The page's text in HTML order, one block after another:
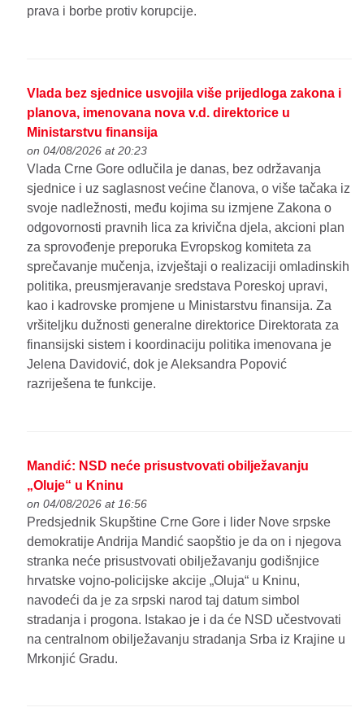
prava i borbe protiv korupcije.
Vlada bez sjednice usvojila više prijedloga zakona i
planova, imenovana nova v.d. direktorice u
Ministarstvu finansija
on 04/08/2026 at 20:23
Vlada Crne Gore odlučila je danas, bez održavanja
sjednice i uz saglasnost većine članova, o više tačaka iz
svoje nadležnosti, među kojima su izmjene Zakona o
odgovornosti pravnih lica za krivična djela, akcioni plan
za sprovođenje preporuka Evropskog komiteta za
sprečavanje mučenja, izvještaji o realizaciji omladinskih
politika, preusmjeravanje sredstava Poreskoj upravi,
kao i kadrovske promjene u Ministarstvu finansija. Za
vršiteljku dužnosti generalne direktorice Direktorata za
finansijski sistem i koordinaciju politika imenovana je
Jelena Davidović, dok je Aleksandra Popović
razriješena te funkcije.
Mandić: NSD neće prisustvovati obilježavanju
„Oluje“ u Kninu
on 04/08/2026 at 16:56
Predsjednik Skupštine Crne Gore i lider Nove srpske
demokratije Andrija Mandić saopštio je da on i njegova
stranka neće prisustvovati obilježavanju godišnjice
hrvatske vojno-policijske akcije „Oluja“ u Kninu,
navodeći da je za srpski narod taj datum simbol
stradanja i progona. Istakao je i da će NSD učestvovati
na centralnom obilježavanju stradanja Srba iz Krajine u
Mrkonjić Gradu.